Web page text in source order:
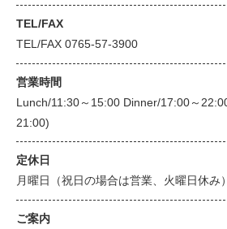
TEL/FAX
TEL/FAX 0765-57-3900
営業時間
Lunch/11:30～15:00 Dinner/17:00～
21:00)
定休日
月曜日（祝日の場合は営業、火曜日休み）
ご案内